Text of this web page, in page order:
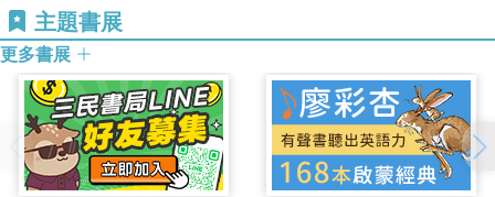
主題書展
更多書展